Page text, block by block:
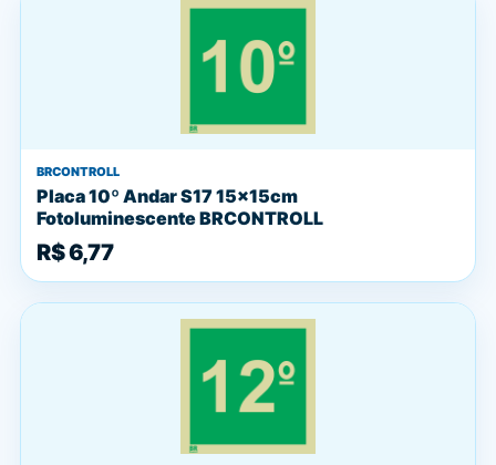
BRCONTROLL
Placa 10º Andar S17 15x15cm
Fotoluminescente BRCONTROLL
R$ 6,77